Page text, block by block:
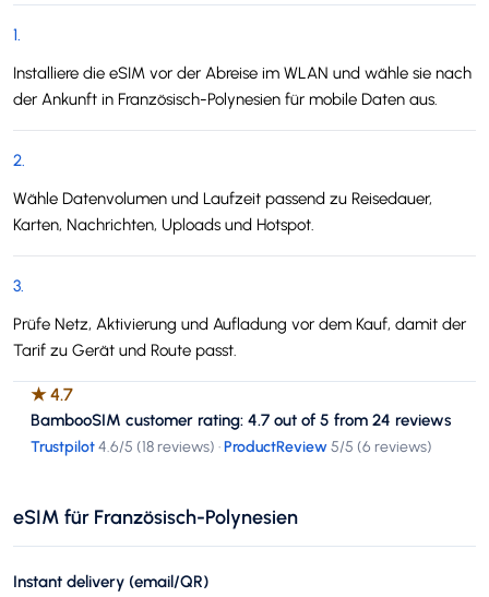
1.
Installiere die eSIM vor der Abreise im WLAN und wähle sie nach
der Ankunft in Französisch-Polynesien für mobile Daten aus.
2.
Wähle Datenvolumen und Laufzeit passend zu Reisedauer,
Karten, Nachrichten, Uploads und Hotspot.
3.
Prüfe Netz, Aktivierung und Aufladung vor dem Kauf, damit der
Tarif zu Gerät und Route passt.
★4.7
BambooSIM customer rating: 4.7 out of 5 from 24 reviews
Trustpilot4.6/5 (18 reviews) ·ProductReview5/5 (6 reviews)
eSIM für Französisch-Polynesien
Instant delivery (email/QR)